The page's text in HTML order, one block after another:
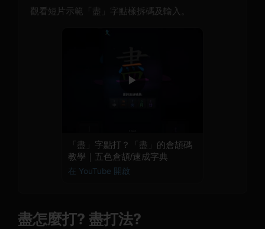
觀看短片示範「盡」字點樣拆碼及輸入。
▶
「盡」字點打？「盡」的倉頡碼
教學｜五色倉頡/速成字典
在 YouTube 開啟
盡怎麼打? 盡打法?